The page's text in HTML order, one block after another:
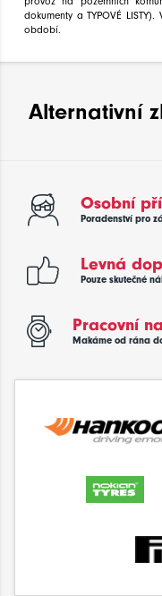
dokumenty a TYPOVÉ
období.
Alternativní
Osobní
Poradenství pro
Levná
Pouze skutečné
Pracovní
Makáme od rána